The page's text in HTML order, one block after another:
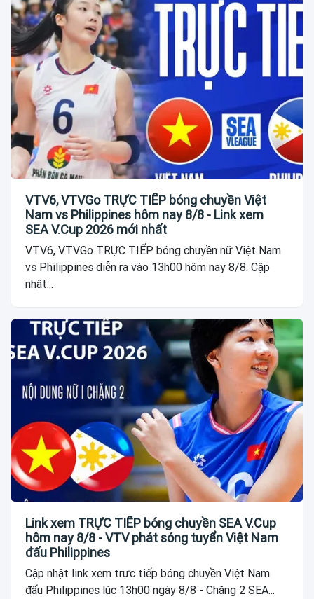
VTV6, VTVGo TRỰC TIẾP bóng chuyền Việt
Nam vs Philippines hôm nay 8/8 - Link xem
SEA V.Cup 2026 mới nhất
VTV6, VTVGo TRỰC TIẾP bóng chuyền nữ Việt Nam
vs Philippines diễn ra vào 13h00 hôm nay 8/8. Cập
nhật...
Link xem TRỰC TIẾP bóng chuyền SEA V.Cup
hôm nay 8/8 - VTV phát sóng tuyển Việt Nam
đấu Philippines
Cập nhật link xem trực tiếp bóng chuyền Việt Nam
đấu Philippines lúc 13h00 ngày 8/8 - Chặng 2 SEA...